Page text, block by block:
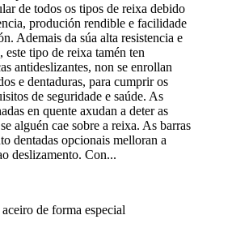
de todos os tipos de reixa debido
produción rendible e facilidade
Ademais da súa alta resistencia e
este tipo de reixa tamén ten
antideslizantes, non se enrollan
e dentaduras, para cumprir os
de seguridade e saúde. As
en quente axudan a deter as
alguén cae sobre a reixa. As barras
dentadas opcionais melloran a
deslizamento. Con...